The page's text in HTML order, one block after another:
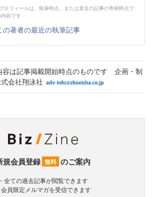
ロフィールは、執筆時点、または直近の記事の寄稿時点で
容です
の著者の最近の執筆記事
容は記事掲載開始時点のものです 企画・制
会社翔泳社
規会員登録 無料 のご案内
・全ての過去記事が閲覧できます
会員限定メルマガを受信できます